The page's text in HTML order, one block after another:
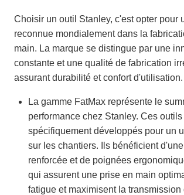
Choisir un outil Stanley, c'est opter pour
reconnue mondialement dans la
main. La marque se distingue par une
constante et une qualité de fabrication
assurant durabilité et confort d'utilisation.
La gamme FatMax représente le
performance chez Stanley. Ces outils
spécifiquement développés pour un
sur les chantiers. Ils bénéficient
renforcée et de poignées
qui assurent une prise en main
fatigue et maximisent la transmission